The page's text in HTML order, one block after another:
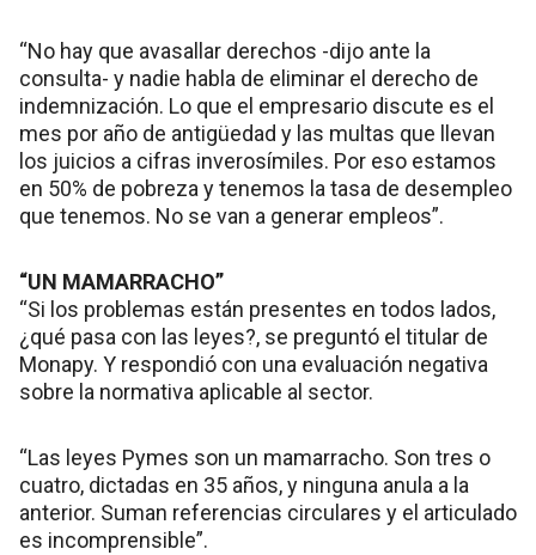
“No hay que avasallar derechos -dijo ante la
consulta- y nadie habla de eliminar el derecho de
indemnización. Lo que el empresario discute es el
mes por año de antigüedad y las multas que llevan
los juicios a cifras inverosímiles. Por eso estamos
en 50% de pobreza y tenemos la tasa de desempleo
que tenemos. No se van a generar empleos”.
“UN MAMARRACHO”
“Si los problemas están presentes en todos lados,
¿qué pasa con las leyes?, se preguntó el titular de
Monapy. Y respondió con una evaluación negativa
sobre la normativa aplicable al sector.
“Las leyes Pymes son un mamarracho. Son tres o
cuatro, dictadas en 35 años, y ninguna anula a la
anterior. Suman referencias circulares y el articulado
es incomprensible”.